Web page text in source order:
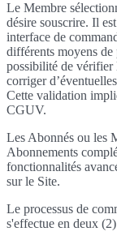
Le Membre
désire souscrire. Il
interface de
différents moyens
possibilité de vérifier
corriger
Cette validation
CGUV.
Les Abonnés ou les
Abonnements
fonctionnalités
sur le Site.
Le processus de
s'effectue en deux